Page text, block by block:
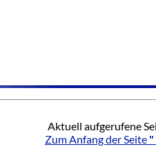
Aktuell aufgerufene
Zum Anfang der Seite "